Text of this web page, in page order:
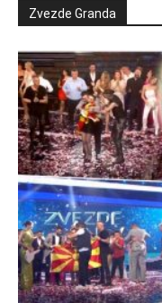
Zvezde Granda